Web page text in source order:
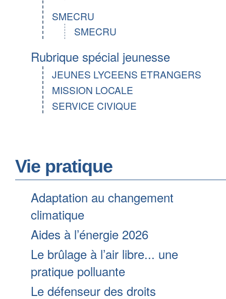
SMECRU
SMECRU
Rubrique spécial jeunesse
JEUNES LYCEENS ETRANGERS
MISSION LOCALE
SERVICE CIVIQUE
Vie pratique
Adaptation au changement
climatique
Aides à l’énergie 2026
Le brûlage à l’air libre... une
pratique polluante
Le défenseur des droits